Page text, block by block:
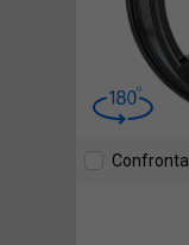
Confronta